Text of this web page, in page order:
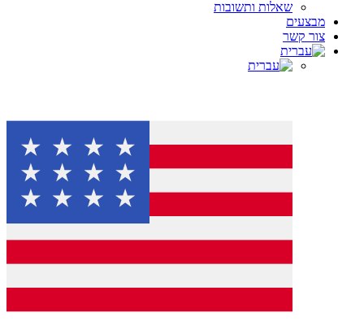
שאלות ותשובות
מבצעים
צור קשר